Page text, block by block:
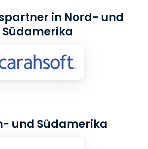
in Nord- und
Südamerika
und Südamerika